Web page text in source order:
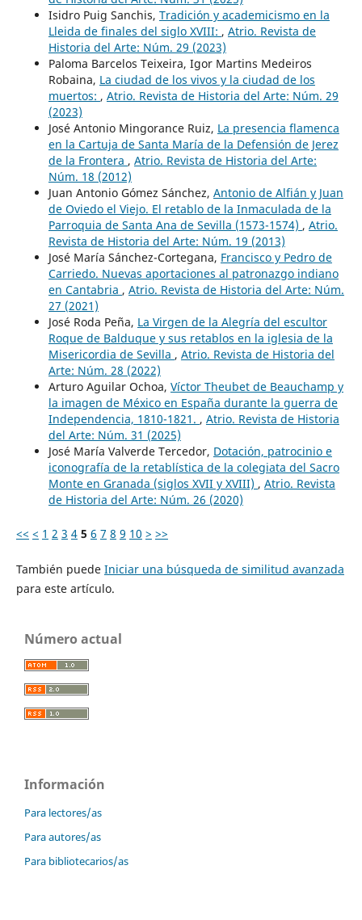
Isidro Puig Sanchis, Tradición y academicismo en la
Lleida de finales del siglo XVIII: , Atrio. Revista de
Historia del Arte: Núm. 29 (2023)
Paloma Barcelos Teixeira, Igor Martins Medeiros
Robaina, La ciudad de los vivos y la ciudad de los
muertos: , Atrio. Revista de Historia del Arte: Núm. 29
(2023)
José Antonio Mingorance Ruiz, La presencia flamenca
en la Cartuja de Santa María de la Defensión de Jerez
de la Frontera , Atrio. Revista de Historia del Arte:
Núm. 18 (2012)
Juan Antonio Gómez Sánchez, Antonio de Alfián y Juan
de Oviedo el Viejo. El retablo de la Inmaculada de la
Parroquia de Santa Ana de Sevilla (1573-1574) , Atrio.
Revista de Historia del Arte: Núm. 19 (2013)
José María Sánchez-Cortegana, Francisco y Pedro de
Carriedo. Nuevas aportaciones al patronazgo indiano
en Cantabria , Atrio. Revista de Historia del Arte: Núm.
27 (2021)
José Roda Peña, La Virgen de la Alegría del escultor
Roque de Balduque y sus retablos en la iglesia de la
Misericordia de Sevilla , Atrio. Revista de Historia del
Arte: Núm. 28 (2022)
Arturo Aguilar Ochoa, Víctor Theubet de Beauchamp y
la imagen de México en España durante la guerra de
Independencia, 1810-1821. , Atrio. Revista de Historia
del Arte: Núm. 31 (2025)
José María Valverde Tercedor, Dotación, patrocinio e
iconografía de la retablística de la colegiata del Sacro
Monte en Granada (siglos XVII y XVIII) , Atrio. Revista
de Historia del Arte: Núm. 26 (2020)
<< < 1 2 3 4 5 6 7 8 9 10 > >>
También puede Iniciar una búsqueda de similitud avanzada
para este artículo.
Número actual
Información
Para lectores/as
Para autores/as
Para bibliotecarios/as